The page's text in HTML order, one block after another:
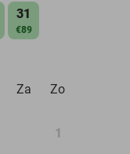
31
€89
Za Zo
1